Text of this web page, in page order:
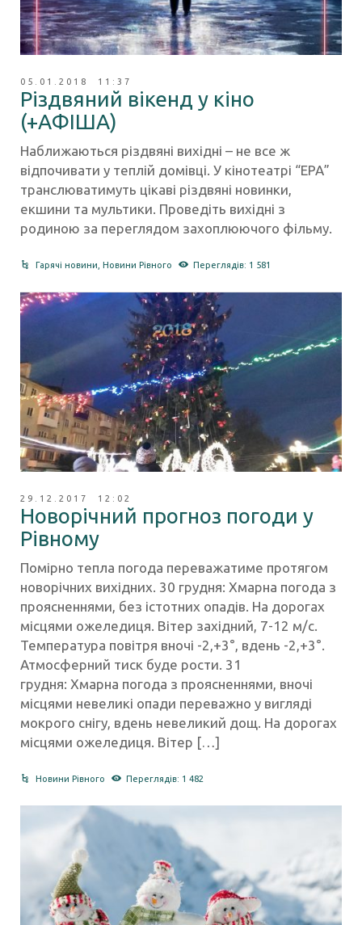
05.01.2018 11:37
Різдвяний вікенд у кіно
(+АФІША)
Наближаються різдвяні вихідні – не все ж
відпочивати у теплій домівці. У кінотеатрі “ЕРА”
транслюватимуть цікаві різдвяні новинки,
екшини та мультики. Проведіть вихідні з
родиною за переглядом захоплюючого фільму.
Гарячі новини ,Новини Рівного Переглядів: 1 581
29.12.2017 12:02
Новорічний прогноз погоди у
Рівному
Помірно тепла погода переважатиме протягом
новорічних вихідних. 30 грудня: Хмарна погода з
проясненнями, без істотних опадів. На дорогах
місцями ожеледиця. Вітер західний, 7-12 м/с.
Температура повітря вночі -2,+3°, вдень -2,+3°.
Атмосферний тиск буде рости. 31
грудня: Хмарна погода з проясненнями, вночі
місцями невеликі опади переважно у вигляді
мокрого снігу, вдень невеликий дощ. На дорогах
місцями ожеледиця. Вітер […]
Новини Рівного Переглядів: 1 482